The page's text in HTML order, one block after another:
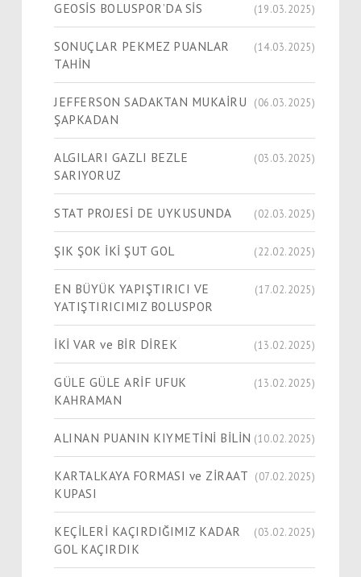
GEOSİS BOLUSPOR’DA SİS (19.03.2025)
SONUÇLAR PEKMEZ PUANLAR
TAHİN
(14.03.2025)
JEFFERSON SADAKTAN MUKAİRU
ŞAPKADAN
(06.03.2025)
ALGILARI GAZLI BEZLE
SARIYORUZ
(03.03.2025)
STAT PROJESİ DE UYKUSUNDA (02.03.2025)
ŞIK ŞOK İKİ ŞUT GOL (22.02.2025)
EN BÜYÜK YAPIŞTIRICI VE
YATIŞTIRICIMIZ BOLUSPOR
(17.02.2025)
İKİ VAR ve BİR DİREK (13.02.2025)
GÜLE GÜLE ARİF UFUK
KAHRAMAN
(13.02.2025)
ALINAN PUANIN KIYMETİNİ BİLİN (10.02.2025)
KARTALKAYA FORMASI ve ZİRAAT
KUPASI
(07.02.2025)
KEÇİLERİ KAÇIRDIĞIMIZ KADAR
GOL KAÇIRDIK
(03.02.2025)